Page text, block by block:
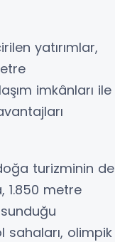
yatırımlar,
imkânları ile
turizminin de
1.850 metre
sahaları, olimpik